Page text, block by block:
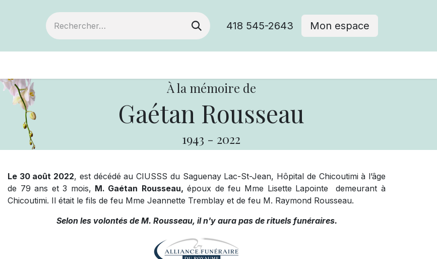
418 545-2643 Mon espace
À la mémoire de
Gaétan Rousseau
1943 - 2022
Le 30 août 2022, est décédé au CIUSSS du Saguenay Lac-St-Jean, Hôpital de Chicoutimi à l’âge
de 79 ans et 3 mois, M. Gaétan Rousseau, époux de feu Mme Lisette Lapointe demeurant à
Chicoutimi. Il était le fils de feu Mme Jeannette Tremblay et de feu M. Raymond Rousseau.
Selon les volontés de M. Rousseau, il n'y aura pas de rituels funéraires.